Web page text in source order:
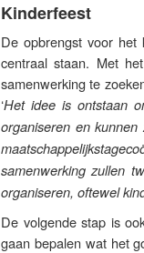
Kinderfeest
De opbrengst voor het
centraal staan. Met
samenwerking te
‘Het idee is ontstaan
organiseren en
samenwerking zullen
organiseren, oftewel
De volgende stap is
gaan bepalen wat het